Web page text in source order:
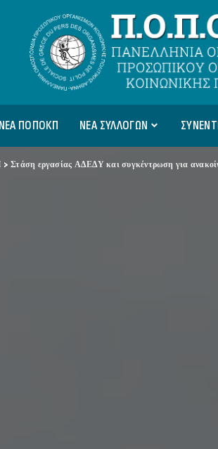
ΝΕΑ ΠΟΠΟΚΠ ΝΕΑ ΣΥΛΛΟΓΩΝ
>Στάση εργασίας ΑΔΕΔΥ και συγκέντρωση για ανακοίνωση